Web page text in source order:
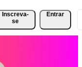
Inscreva-
se
Entrar